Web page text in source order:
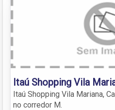
Itaú Shopping Vila
Itaú Shopping Vila Mariana,
no corredor M.